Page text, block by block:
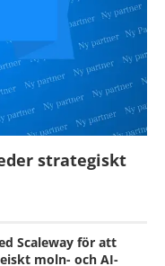
strategiskt
Scaleway för att
moln- och AI-